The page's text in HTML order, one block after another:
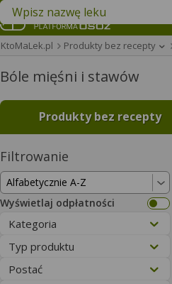
Znajdź lek w swojej okolicy
KtoMaLek.pl Produkty bez recepty
Bóle mięśni i stawów
Produkty bez recepty
Filtrowanie
Wyświetlaj odpłatności
Kategoria
Typ produktu
Postać